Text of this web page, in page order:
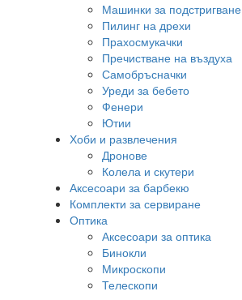
Машинки за подстригване
Пилинг на дрехи
Прахосмукачки
Пречистване на въздуха
Самобръсначки
Уреди за бебето
Фенери
Ютии
Хоби и развлечения
Дронове
Колела и скутери
Аксесоари за барбекю
Комплекти за сервиране
Оптика
Аксесоари за оптика
Бинокли
Микроскопи
Телескопи